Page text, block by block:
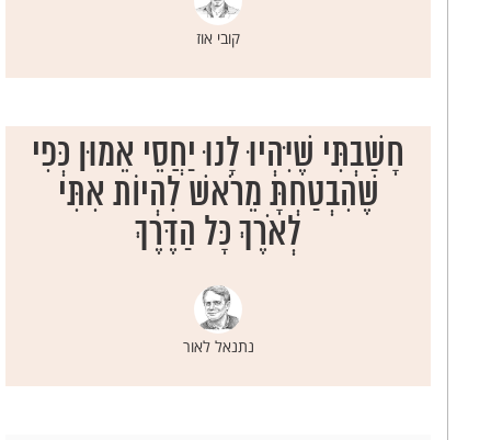
קובי אוז
חָשַׁבְתִּי שֶׁיִּהְיוּ לָנוּ יַחֲסֵי אֵמוּן כְּפִי
שֶׁהִבְטַחְתָּ מֵרֹאשׁ לִהְיוֹת אִתִּי
לְאֹרֶךְ כָּל הַדֶּרֶךְ
נתנאל לאור